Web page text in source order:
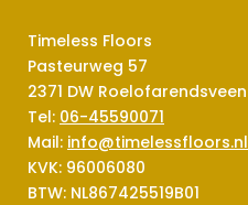
Timeless Floors
Pasteurweg 57
2371 DW Roelofarendsveen
Tel: 06-45590071
Mail: info@timelessfloors.nl
KVK: 96006080
BTW: NL867425519B01